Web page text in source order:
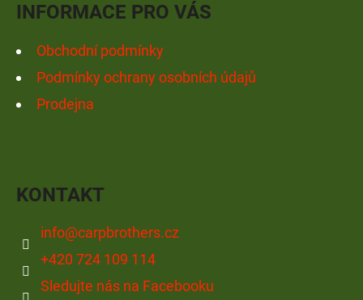
INFORMACE PRO VÁS
Obchodní podmínky
Podmínky ochrany osobních údajů
Prodejna
KONTAKT
info@carpbrothers.cz
+420 724 109 114
Sledujte nás na Facebooku